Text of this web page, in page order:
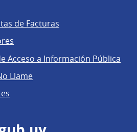
de Facturas
Acceso a Información Pública
Llame